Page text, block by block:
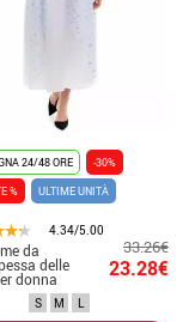
24/48 ORE
-30%
%
ULTIME UNITÀ
4.34/5.00
da
delle
donna
33.26€
23.28€
S M L